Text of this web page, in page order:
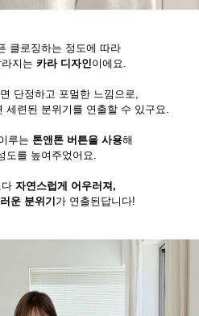
클로징하는 정도에 따라
지는 카라 디자인이에요.
단정하고 포멀한 느낌으로,
세련된 분위기를 연출할 수 있구요.
루는 톤앤톤 버튼을 사용해
도를 높여주었어요.
자연스럽게 어우러져,
운 분위기 가 연출된답니다!